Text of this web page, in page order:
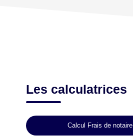
Les calculatrices
Calcul Frais de notaire